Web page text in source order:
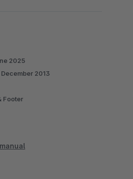
2025
December 2013
Footer